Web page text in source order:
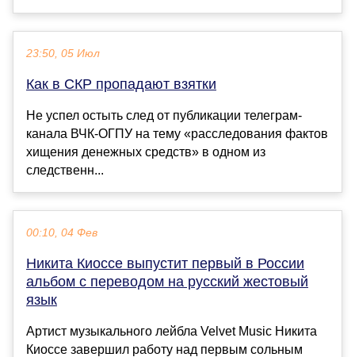
23:50, 05 Июл
Как в СКР пропадают взятки
Не успел остыть след от публикации телеграм-
канала ВЧК-ОГПУ на тему «расследования фактов
хищения денежных средств» в одном из
следственн...
00:10, 04 Фев
Никита Киоссе выпустит первый в России
альбом с переводом на русский жестовый
язык
Артист музыкального лейбла Velvet Music Никита
Киоссе завершил работу над первым сольным